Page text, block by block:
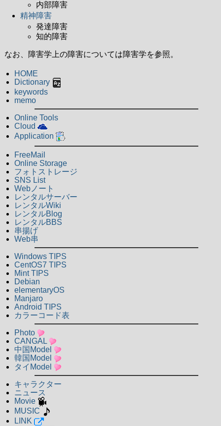
内部障害
精神障害
発達障害
知的障害
なお、障害学上の障害については障害学を参照。
HOME
Dictionary
keywords
memo
Online Tools
Cloud
Application
FreeMail
Online Storage
フォトストレージ
SNS List
Webノート
レンタルサーバー
レンタルWiki
レンタルBlog
レンタルBBS
串揚げ
Web串
Windows TIPS
CentOS7 TIPS
Mint TIPS
Debian
elementaryOS
Manjaro
Android TIPS
カラーコード表
Photo
CANGAL
中国Model
韓国Model
タイModel
キャラクター
ニュース
Movie
MUSIC
LINK